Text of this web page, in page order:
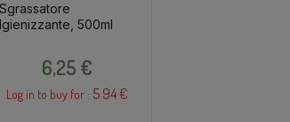
Sgrassatore
Igienizzante, 500ml
6,25 €
Log in to buy for : 5.94 €